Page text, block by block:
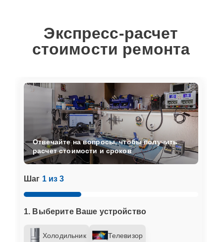
Экспресс-расчет
стоимости ремонта
Шаг 1 из 3
1. Выберите Ваше устройство
Холодильник Телевизор
Отвечайте на вопросы, чтобы получить
расчет стоимости и сроков